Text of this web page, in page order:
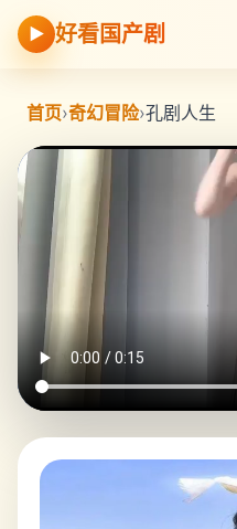
▶ 好看国产剧
首页›奇幻冒险›孔剧人生